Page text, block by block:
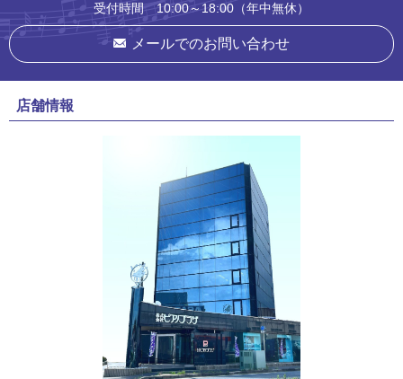
受付時間 10:00～18:00（年中無休）
メールでのお問い合わせ
店舗情報